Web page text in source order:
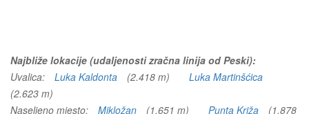
Najbliže lokacije (udaljenosti zračna linija od Peski):
Uvalica:
Luka Kaldonta (2.418 m)
Luka Martinšćica
(2.623 m)
Naseljeno mjesto:
Mikložan (1.651 m) Punta Križa
(1.878